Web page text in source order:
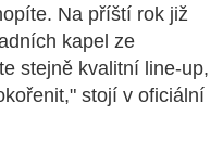
Na příští rok již
kapel ze
stejně kvalitní line-up,
stojí v oficiální